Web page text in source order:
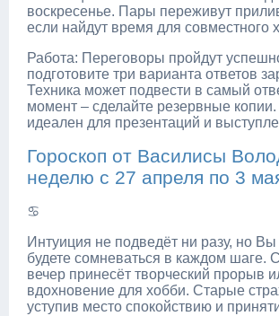
воскресенье. Пары переживут
если найдут время для совместного
Работа: Переговоры пройдут
подготовите три варианта ответов
Техника может подвести в самый
момент – сделайте резервные копии.
идеален для презентаций и
Гороскоп от Василисы
неделю с 27 апреля по 3
♋
Интуиция не подведёт ни разу, но
будете сомневаться в каждом шаге.
вечер принесёт творческий прорыв
вдохновение для хобби. Старые
уступив место спокойствию и